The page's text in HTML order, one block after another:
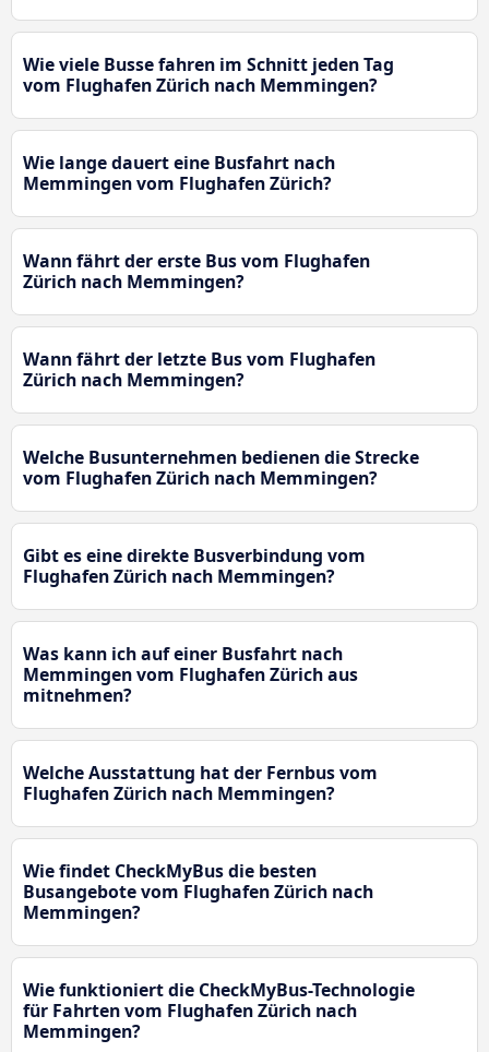
Wie viele Busse fahren im Schnitt jeden Tag
vom Flughafen Zürich nach Memmingen?
Wie lange dauert eine Busfahrt nach
Memmingen vom Flughafen Zürich?
Wann fährt der erste Bus vom Flughafen
Zürich nach Memmingen?
Wann fährt der letzte Bus vom Flughafen
Zürich nach Memmingen?
Welche Busunternehmen bedienen die Strecke
vom Flughafen Zürich nach Memmingen?
Gibt es eine direkte Busverbindung vom
Flughafen Zürich nach Memmingen?
Was kann ich auf einer Busfahrt nach
Memmingen vom Flughafen Zürich aus
mitnehmen?
Welche Ausstattung hat der Fernbus vom
Flughafen Zürich nach Memmingen?
Wie findet CheckMyBus die besten
Busangebote vom Flughafen Zürich nach
Memmingen?
Wie funktioniert die CheckMyBus-Technologie
für Fahrten vom Flughafen Zürich nach
Memmingen?